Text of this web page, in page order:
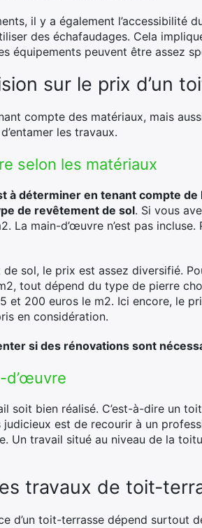
il y a également l’accessibilité
des échafaudages. Cela
équipements peuvent être assez
sur le prix d’un
compte des matériaux, mais
les travaux.
selon les matériaux
à déterminer en tenant compte de
de revêtement de sol. Si vous
La main-d’œuvre n’est pas
sol, le prix est assez diversifié.
tout dépend du type de pierre
et 200 euros le m2. Ici encore, le
en considération.
si des rénovations sont
d’œuvre
soit bien réalisé. C’est-à-dire un
est de recourir à un
Un travail situé au niveau de la
travaux de toit-
d’un toit-terrasse dépend surtout